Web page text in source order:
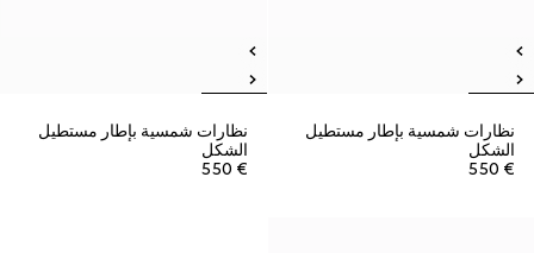
نظارات شمسية بإطار مستطيل
الشكل
€ 550
نظارات شمسية بإطار مستطيل
الشكل
€ 550